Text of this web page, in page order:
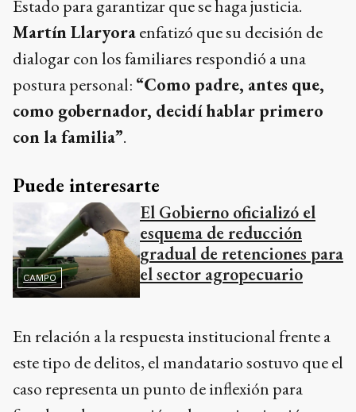
Estado para garantizar que se haga justicia.
Martín Llaryoraenfatizó que su decisión de
dialogar con los familiares respondió a una
postura personal: “Como padre, antes que,
como gobernador, decidí hablar primero
con la familia”.
Puede interesarte
CAMPO
El Gobierno oficializó el
esquema de reducción
gradual de retenciones para
el sector agropecuario
En relación a la respuesta institucional frente a
este tipo de delitos, el mandatario sostuvo que el
caso representa un punto de inflexión para